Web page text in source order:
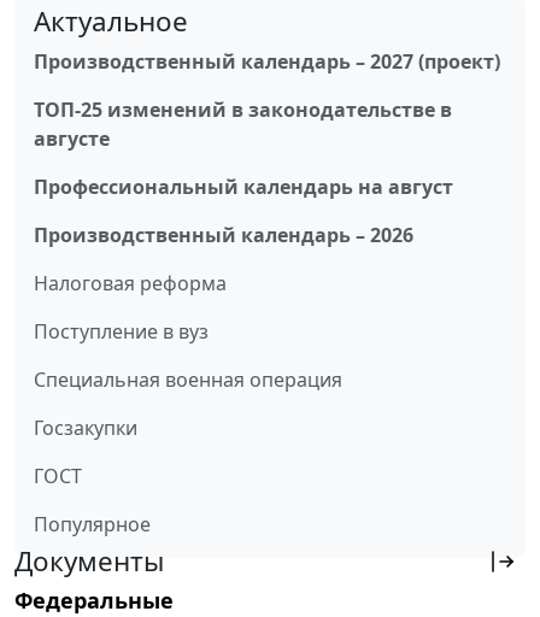
Актуальное
Производственный календарь – 2027 (проект)
ТОП-25 изменений в законодательстве в
августе
Профессиональный календарь на август
Производственный календарь – 2026
Налоговая реформа
Поступление в вуз
Специальная военная операция
Госзакупки
ГОСТ
Популярное
Документы
Федеральные